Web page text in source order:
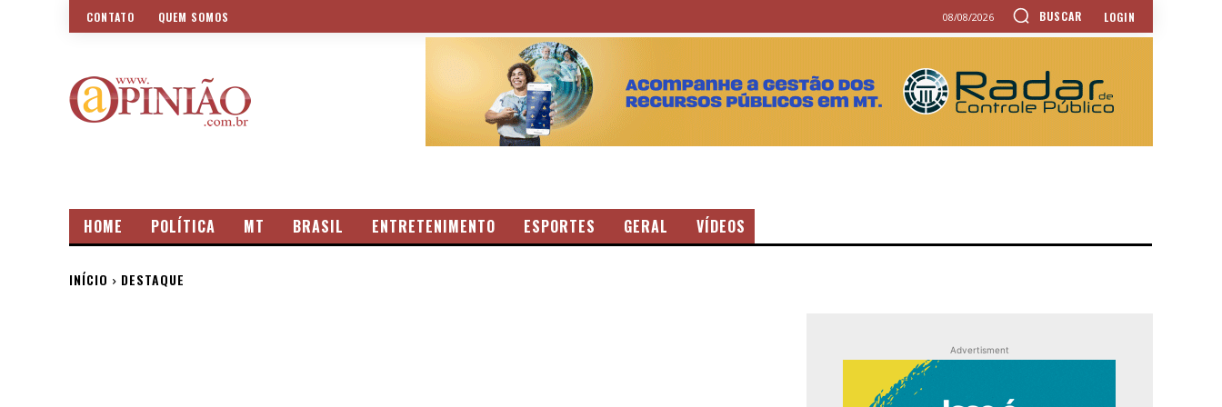
CONTATO QUEM SOMOS 08/08/2026 BUSCAR LOGIN
HOME POLÍTICA MT BRASIL ENTRETENIMENTO ESPORTES GERAL VÍDEOS
INÍCIO DESTAQUE
Advertisment